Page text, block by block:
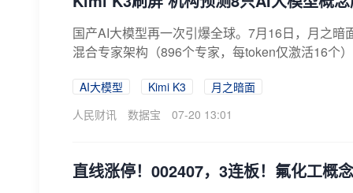
国产AI大模型再一次引爆全球。7月16日，月之
混合专家架构（896个专家，每token仅激活16个
AI大模型 Kimi K3
月之暗面
人民财讯
数据宝 07-20 13:01
直线涨停！002407，3连板！氟化工概